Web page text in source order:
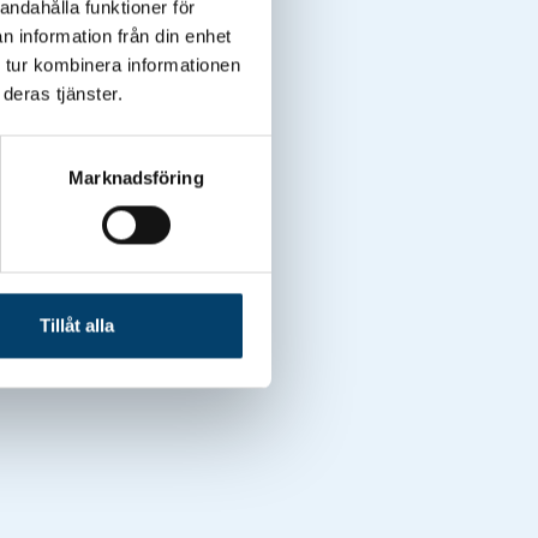
funktioner för
information från din enhet
kombinera informationen
tjänster.
Marknadsföring
Tillåt alla